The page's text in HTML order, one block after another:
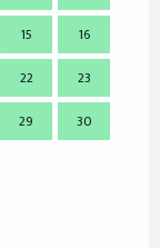
15
16
22
23
29
30